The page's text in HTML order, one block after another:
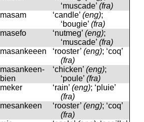
‘muscade’ (fra)
masam ‘candle’ (eng);
‘bougie’ (fra)
masefo ‘nutmeg’ (eng);
‘muscade’ (fra)
masankeeen ‘rooster’ (eng); ‘coq’
(fra)
masankeen-
bien
‘chicken’ (eng);
‘poule’ (fra)
meker ‘rain’ (eng); ‘pluie’
(fra)
mesankeen ‘rooster’ (eng); ‘coq’
(fra)